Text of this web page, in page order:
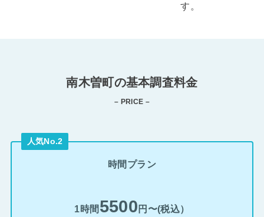
す。
南木曽町の基本調査料金
– PRICE –
人気No.2
時間プラン
1時間 5500 円〜(税込）